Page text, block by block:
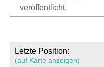
veröffentlicht.
Letzte Position:
(auf Karte anzeigen)